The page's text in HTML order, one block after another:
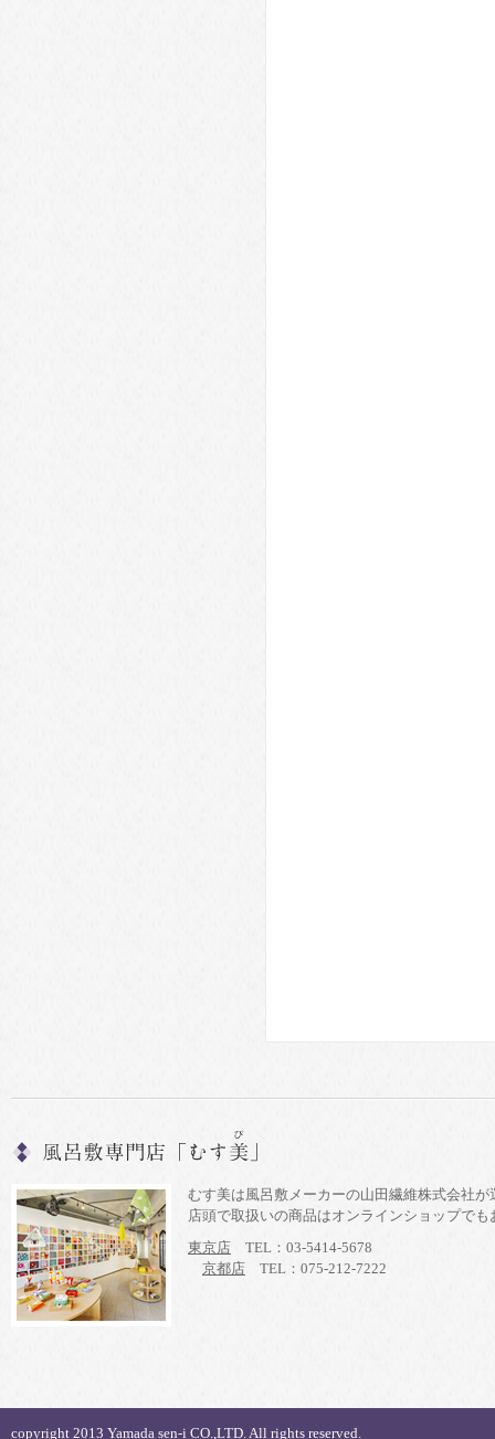
むす美は風呂敷メーカーの山田繊維株式会社
店頭で取扱いの商品はオンラインショップで
東京店 TEL：03-5414-5678
京都店 TEL：075-212-7222
copyright 2013 Yamada sen-i CO.,LTD. All rights reserved.